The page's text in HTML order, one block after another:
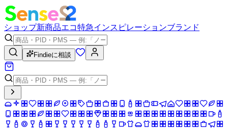
ショップ新商品エコ特急インスピレーションブランド
Findieに相談